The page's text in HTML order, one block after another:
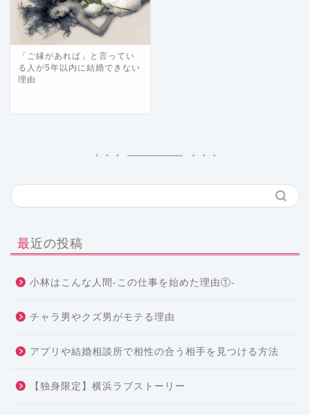
「ご縁があれば」と言ってい
る人が5年以内に結婚できない
理由
最近の投稿
小林はこんな人間-この仕事を始めた理由①-
チャラ男やクズ男がモテる理由
アプリや結婚相談所で相性の合う相手を見つける方法
【独身限定】横浜ラブストーリー